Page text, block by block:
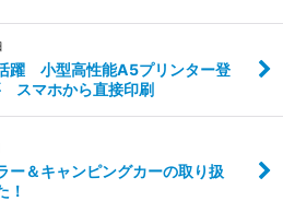
躍 小型高性能A5プリンター登
マホから直接印刷
ー＆キャンピングカーの取り扱
！